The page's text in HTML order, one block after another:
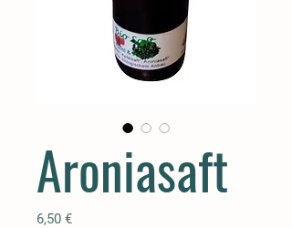
Aroniasaft
6,50 €Preis